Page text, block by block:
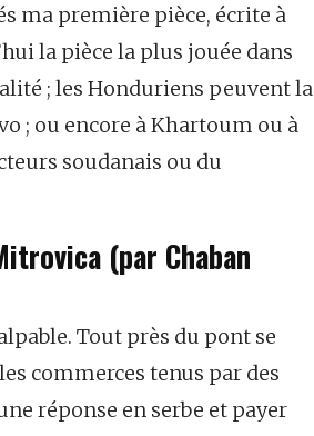
ma première pièce, écrite à
la pièce la plus jouée dans
; les Honduriens peuvent la
; ou encore à Khartoum ou à
soudanais ou du
(par Chaban
Tout près du pont se
commerces tenus par des
réponse en serbe et payer